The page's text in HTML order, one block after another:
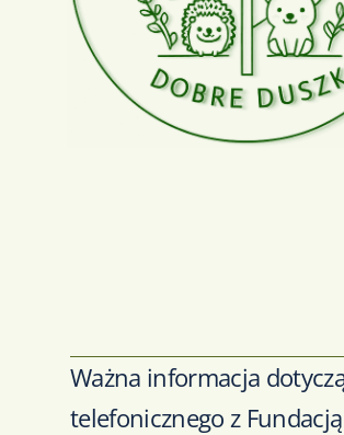
Ważna informacja
telefonicznego z Fundacją